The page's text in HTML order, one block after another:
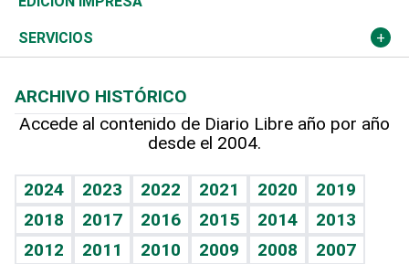
Resto del mundo
Economía personal
Podcast Arte Libre
Hablando con el pediatra
Vida y familia
Eñe
Celebrando la vida
Más deportes
TBT Deportivo
Columnistas
Más firmas
Cambio climático
Opinión
Hecho en casa
Guía del dinero
SERVICIOS
Cumpleaños
Horóscopos
Crucigramas
ARCHIVO HISTÓRICO
Accede al contenido de Diario Libre año por año
desde el 2004.
2024 2023 2022 2021 2020
2019
2018
2017 2016 2015 2014
2013
2012
2011 2010 2009 2008
2007